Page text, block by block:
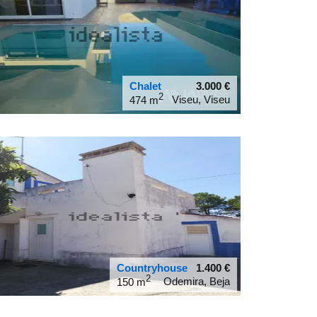
Chalet 3.000 €
474 m2
Viseu, Viseu
40.6388
-7.92658
Countryhouse 1.400 €
150 m2
Odemira, Beja
37.724
-8.78176